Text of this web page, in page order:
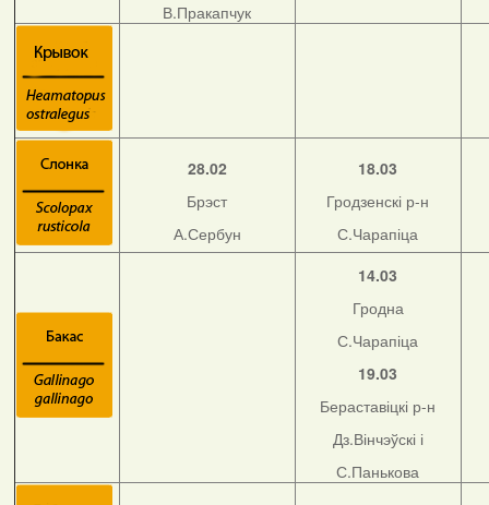
В.Пракапчук
28.02
Брэст
А.Сербун
18.03
Гродзенскі р-н
С.Чарапіца
14.03
Гродна
С.Чарапіца
19.03
Бераставіцкі р-н
Дз.Вінчэўскі і
С.Панькова